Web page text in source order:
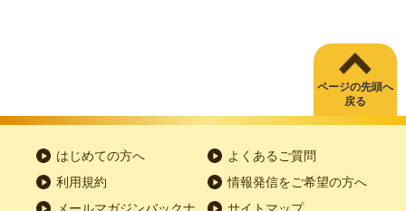
ページの先頭へ
戻る
はじめての方へ
よくあるご質問
利用規約
情報発信をご希望の方へ
メールマガジンバックナ
サイトマップ